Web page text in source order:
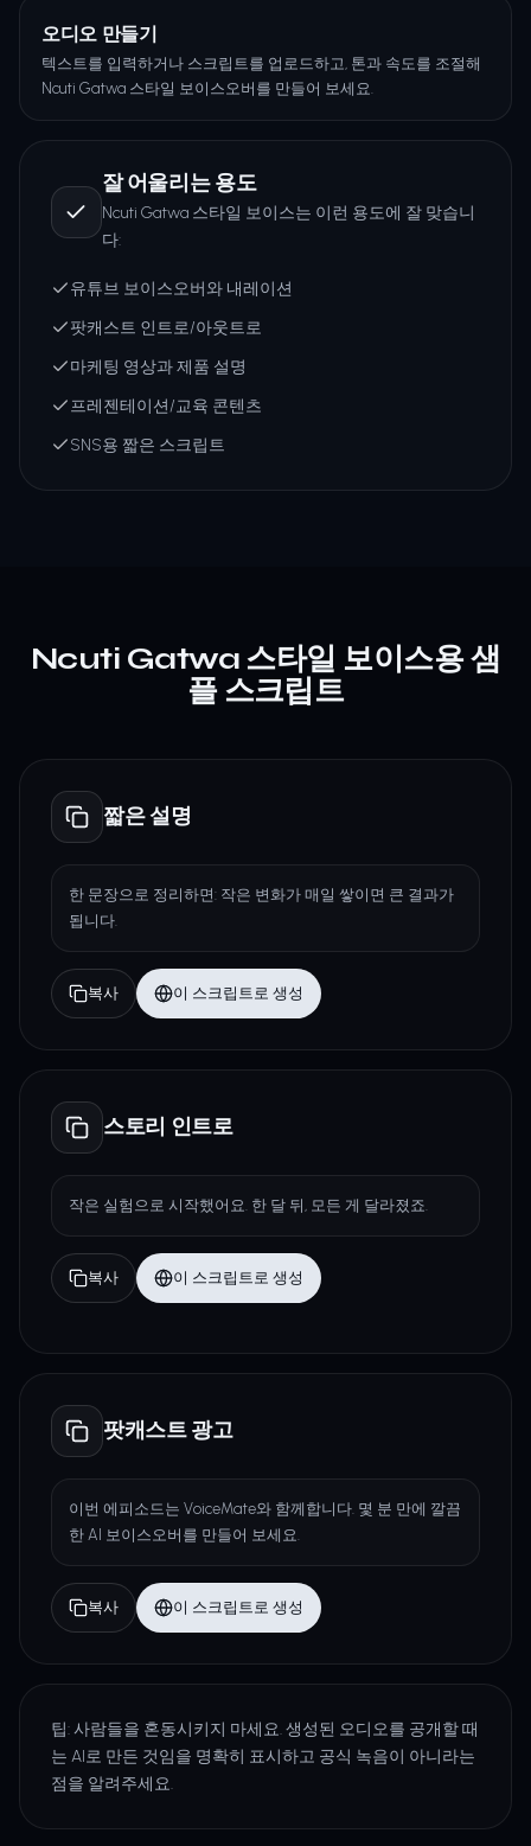
오디오 만들기
텍스트를 입력하거나 스크립트를 업로드하고, 톤과 속도를 조절해
Ncuti Gatwa 스타일 보이스오버를 만들어 보세요.
잘 어울리는 용도
Ncuti Gatwa 스타일 보이스는 이런 용도에 잘 맞습니
다:
유튜브 보이스오버와 내레이션
팟캐스트 인트로/아웃트로
마케팅 영상과 제품 설명
프레젠테이션/교육 콘텐츠
SNS용 짧은 스크립트
Ncuti Gatwa 스타일 보이스용 샘
플 스크립트
짧은 설명
한 문장으로 정리하면: 작은 변화가 매일 쌓이면 큰 결과가
됩니다.
복사 이 스크립트로 생성
스토리 인트로
작은 실험으로 시작했어요. 한 달 뒤, 모든 게 달라졌죠.
복사 이 스크립트로 생성
팟캐스트 광고
이번 에피소드는 VoiceMate와 함께합니다. 몇 분 만에 깔끔
한 AI 보이스오버를 만들어 보세요.
복사 이 스크립트로 생성
팁: 사람들을 혼동시키지 마세요. 생성된 오디오를 공개할 때
는 AI로 만든 것임을 명확히 표시하고 공식 녹음이 아니라는
점을 알려주세요.